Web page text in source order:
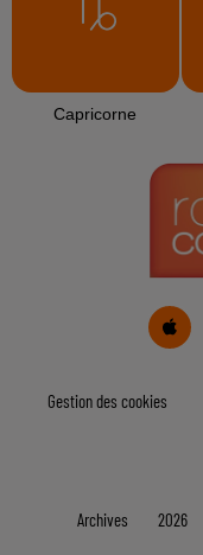
Capricorne
Gestion des cookies
Archives 2026